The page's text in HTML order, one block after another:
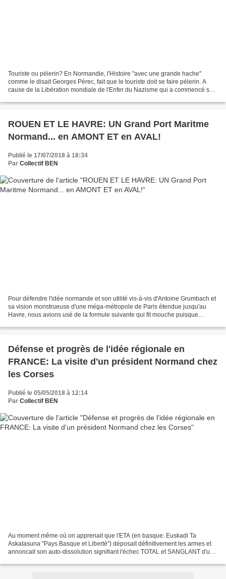
Touriste ou pélerin? En Normandie, l'Histoire "avec une grande hache"
comme le disait Georges Pérec, fait que le touriste doit se faire pélerin. A
cause de la Libération mondiale de l'Enfer du Nazisme qui a commencé sur
ROUEN ET LE HAVRE: UN Grand Port Maritme
Normand... en AMONT ET en AVAL!
Publié le 17/07/2018 à 18:34
Par Collectif BEN
Pour défendre l'idée normande et son utilité vis-à-vis d'Antoine Grumbach et
sa vision monstrueuse d'une méga-métropole de Paris étendue jusqu'au
Havre, nous avions usé de la formule suivante qui fit mouche puisque
Défense et progrès de l'idée régionale en
FRANCE: La visite d'un président Normand chez
les Corses
Publié le 05/05/2018 à 12:14
Par Collectif BEN
Au moment même où on apprenait que l'ETA (en basque: Euskadi Ta
Askatasuna "Pays Basque et Liberté") déposait définitivement les armes et
annoncait son auto-dissolution signifiant l'échec TOTAL et SANGLANT d'un